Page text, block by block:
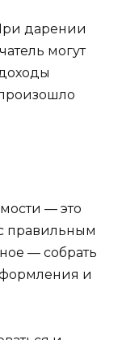
дарении
могут
— это
правильным
— собрать
и